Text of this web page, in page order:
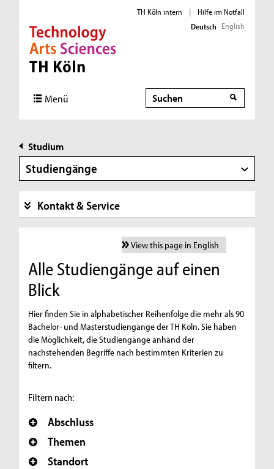
Direkt zur Hauptnavigation
Direkt zur Subnavigation
Direkt zum Inhalt
Direkt zum Fußbereich
TH Köln intern |
Hilfe im Notfall
Deutsch English
Menü Suche
Studium
Studiengänge
Kontakt & Service
View this page in English
Alle Studiengänge auf einen
Blick
Hier finden Sie in alphabetischer Reihenfolge die mehr als 90
Bachelor- und Masterstudiengänge der TH Köln. Sie haben
die Möglichkeit, die Studiengänge anhand der
nachstehenden Begriffe nach bestimmten Kriterien zu
filtern.
Filtern nach:
Abschluss
Themen
Standort